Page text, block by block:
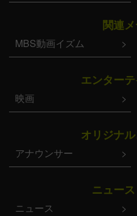
関連
MBS動画イズム
エンター
映画
オリジナ
アナウンサー
ニュー
ニュース